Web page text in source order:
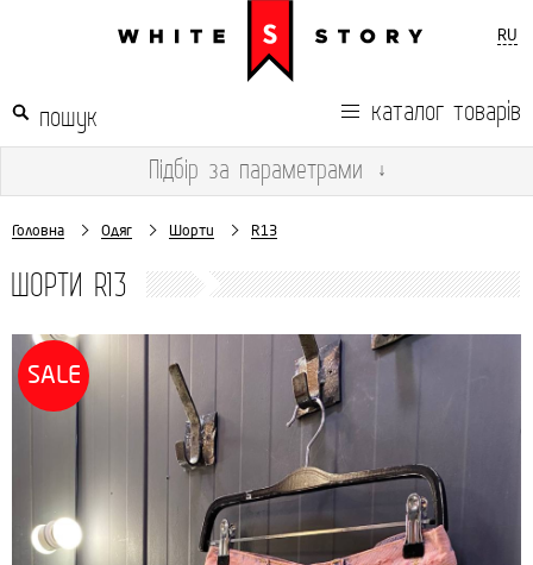
RU
каталог товарів
Підбір за параметрами ↓
Головна Одяг Шорти R13
ШОРТИ R13
SALE